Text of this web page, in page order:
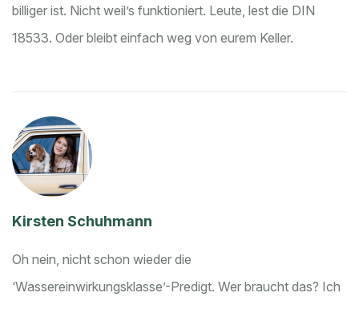
billiger ist. Nicht weil’s funktioniert. Leute, lest die DIN
18533. Oder bleibt einfach weg von eurem Keller.
Kirsten Schuhmann
Oh nein, nicht schon wieder die
‘Wassereinwirkungsklasse’-Predigt. Wer braucht das? Ich